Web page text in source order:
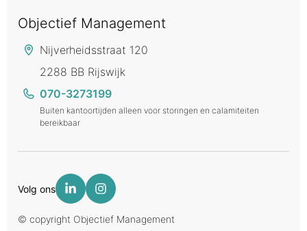
Objectief Management
Nijverheidsstraat 120
2288 BB Rijswijk
070-3273199
Buiten kantoortijden alleen voor storingen en calamiteiten
bereikbaar
© copyright Objectief Management
Volg ons